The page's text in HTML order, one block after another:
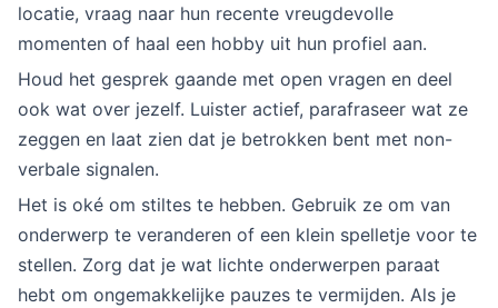
locatie, vraag naar hun recente vreugdevolle
momenten of haal een hobby uit hun profiel aan.
Houd het gesprek gaande met open vragen en deel
ook wat over jezelf. Luister actief, parafraseer wat ze
zeggen en laat zien dat je betrokken bent met non-
verbale signalen.
Het is oké om stiltes te hebben. Gebruik ze om van
onderwerp te veranderen of een klein spelletje voor te
stellen. Zorg dat je wat lichte onderwerpen paraat
hebt om ongemakkelijke pauzes te vermijden. Als je